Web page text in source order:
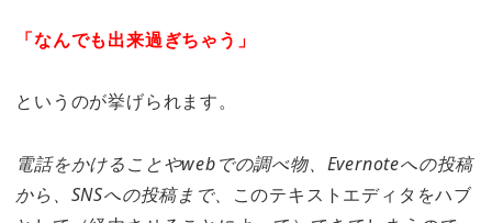
「なんでも出来過ぎちゃう」
というのが挙げられます。
電話をかけることやwebでの調べ物、Evernoteへの投稿
から、SNSへの投稿まで、
このテキストエディタをハブ